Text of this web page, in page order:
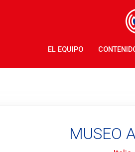
EL EQUIPO
MUSEO